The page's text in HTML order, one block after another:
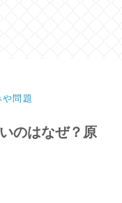
問題
のはなぜ？原